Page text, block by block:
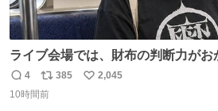
ライブ会場では、財布の判断力がお
返
信
4
リ
ポ
385
い
2,045
10時間前